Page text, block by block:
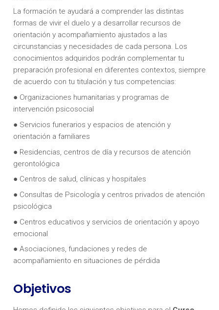
La formación te ayudará a comprender las distintas
formas de vivir el duelo y a desarrollar recursos de
orientación y acompañamiento ajustados a las
circunstancias y necesidades de cada persona. Los
conocimientos adquiridos podrán complementar tu
preparación profesional en diferentes contextos, siempre
de acuerdo con tu titulación y tus competencias:
● Organizaciones humanitarias y programas de
intervención psicosocial
● Servicios funerarios y espacios de atención y
orientación a familiares
● Residencias, centros de día y recursos de atención
gerontológica
● Centros de salud, clínicas y hospitales
● Consultas de Psicología y centros privados de atención
psicológica
● Centros educativos y servicios de orientación y apoyo
emocional
● Asociaciones, fundaciones y redes de
acompañamiento en situaciones de pérdida
Objetivos